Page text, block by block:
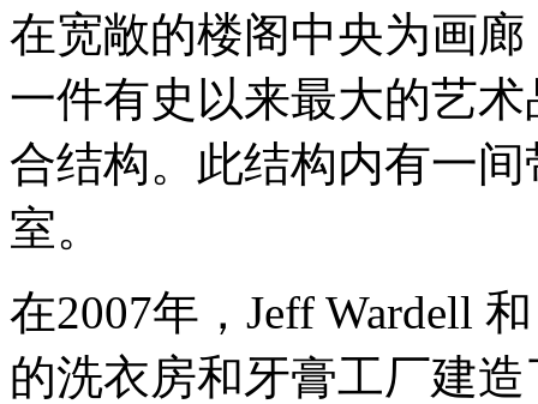
在宽敞的楼阁中央为画
一件有史以来最大的艺
合结构。此结构内有一
室。
在2007年，Jeff Wardell
的洗衣房和牙膏工厂建